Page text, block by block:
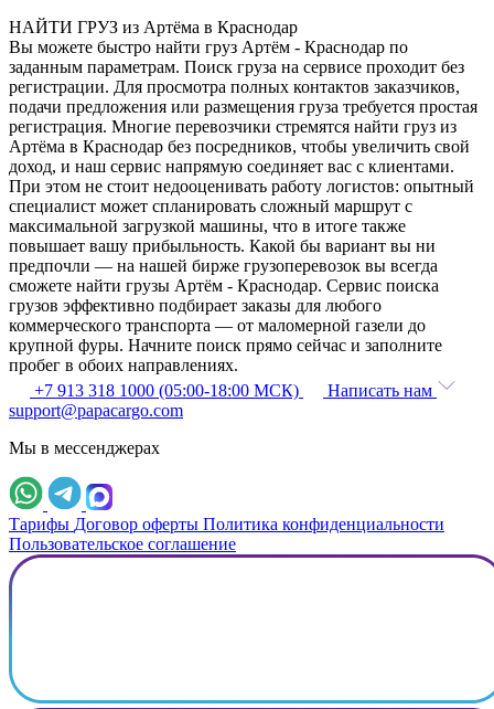
НАЙТИ ГРУЗ из Артёма в Краснодар
Вы можете быстро найти груз Артём - Краснодар по
заданным параметрам. Поиск груза на сервисе проходит без
регистрации. Для просмотра полных контактов заказчиков,
подачи предложения или размещения груза требуется простая
регистрация. Многие перевозчики стремятся найти груз из
Артёма в Краснодар без посредников, чтобы увеличить свой
доход, и наш сервис напрямую соединяет вас с клиентами.
При этом не стоит недооценивать работу логистов: опытный
специалист может спланировать сложный маршрут с
максимальной загрузкой машины, что в итоге также
повышает вашу прибыльность. Какой бы вариант вы ни
предпочли — на нашей бирже грузоперевозок вы всегда
сможете найти грузы Артём - Краснодар. Сервис поиска
грузов эффективно подбирает заказы для любого
коммерческого транспорта — от маломерной газели до
крупной фуры. Начните поиск прямо сейчас и заполните
пробег в обоих направлениях.
+7 913 318 1000 (05:00-18:00 МСК)
Написать нам
support@papacargo.com
Мы в мессенджерах
Тарифы Договор оферты Политика конфиденциальности
Пользовательское соглашение